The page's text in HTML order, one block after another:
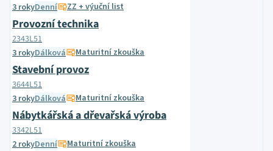
3 rokyDenní ZZ + výuční list
Provozní technika
2343L51
3 rokyDálková Maturitní zkouška
Stavební provoz
3644L51
3 rokyDálková Maturitní zkouška
Nábytkářská a dřevařská výroba
3342L51
2 rokyDenní Maturitní zkouška